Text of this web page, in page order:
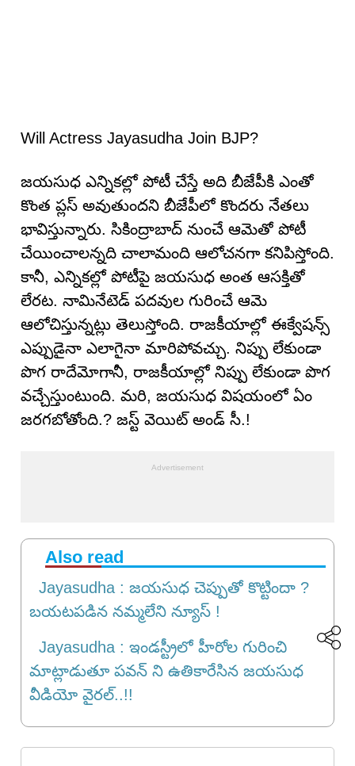
Will Actress Jayasudha Join BJP?
జయసుధ ఎన్నికల్లో పోటీ చేస్తే అది బీజేపీకి ఎంతో
కొంత ప్లస్ అవుతుందని బీజేపీలో కొందరు నేతలు
భావిస్తున్నారు. సికింద్రాబాద్ నుంచే ఆమెతో పోటీ
చేయించాలన్నది చాలామంది ఆలోచనగా కనిపిస్తోంది.
కానీ, ఎన్నికల్లో పోటీపై జయసుధ అంత ఆసక్తితో
లేరట. నామినేటెడ్ పదవుల గురించే ఆమె
ఆలోచిస్తున్నట్లు తెలుస్తోంది. రాజకీయాల్లో ఈక్వేషన్స్
ఎప్పుడైనా ఎలాగైనా మారిపోవచ్చు. నిప్పు లేకుండా
పొగ రాదేమోగానీ, రాజకీయాల్లో నిప్పు లేకుండా పొగ
వచ్చేస్తుంటుంది. మరి, జయసుధ విషయంలో ఏం
జరగబోతోంది.? జస్ట్ వెయిట్ అండ్ సీ.!
Also read
Jayasudha : జయసుధ చెప్పుతో కొట్టిందా ?
బయటపడిన నమ్మలేని న్యూస్ !
Jayasudha : ఇండస్ట్రీలో హీరోల గురించి
మాట్లాడుతూ పవన్ ని ఉతికారేసిన జయసుధ
వీడియో వైరల్..!!